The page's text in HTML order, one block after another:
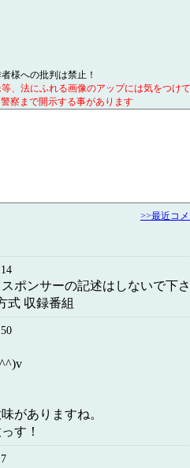
様への批判は禁止！
、法にふれる画像のアップには気をつけ
察まで開示する事があります
>>最近コ
ポンサーの記述はしないで下
式 収録番組
がありますね。
す！